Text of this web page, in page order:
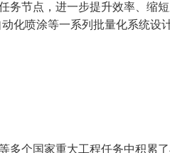
务节点，进一步提升效率、缩
化喷涂等一系列批量化系统
多个国家重大工程任务中积累